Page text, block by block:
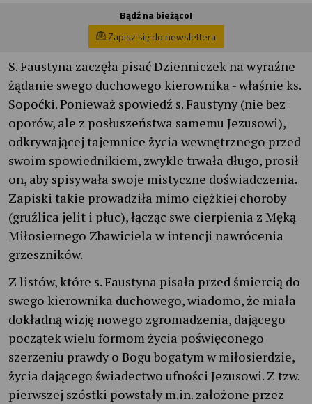
Bądź na bieżąco!
Zapisz się do newslettera
S. Faustyna zaczęła pisać Dzienniczek na wyraźne
żądanie swego duchowego kierownika - właśnie ks.
Sopoćki. Ponieważ spowiedź s. Faustyny (nie bez
oporów, ale z posłuszeństwa samemu Jezusowi),
odkrywającej tajemnice życia wewnętrznego przed
swoim spowiednikiem, zwykle trwała długo, prosił
on, aby spisywała swoje mistyczne doświadczenia.
Zapiski takie prowadziła mimo ciężkiej choroby
(gruźlica jelit i płuc), łącząc swe cierpienia z Męką
Miłosiernego Zbawiciela w intencji nawrócenia
grzeszników.
Z listów, które s. Faustyna pisała przed śmiercią do
swego kierownika duchowego, wiadomo, że miała
dokładną wizję nowego zgromadzenia, dającego
początek wielu formom życia poświęconego
szerzeniu prawdy o Bogu bogatym w miłosierdzie,
życia dającego świadectwo ufności Jezusowi. Z tzw.
pierwszej szóstki powstały m.in. założone przez